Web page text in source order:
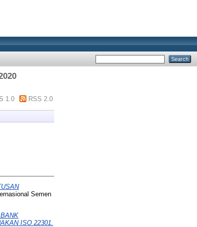
1.0 RSS 2.0
Semen
ISO 22301.